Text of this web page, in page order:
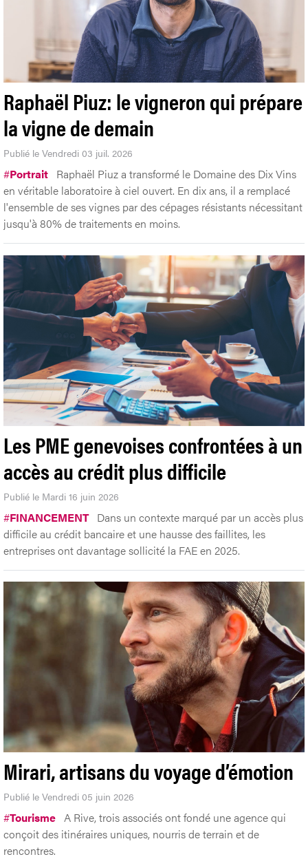
Raphaël Piuz: le vigneron qui prépare
la vigne de demain
Publié le Vendredi 03 juil. 2026
#Portrait Raphaël Piuz a transformé le Domaine des Dix Vins
en véritable laboratoire à ciel ouvert. En dix ans, il a remplacé
l'ensemble de ses vignes par des cépages résistants nécessitant
jusqu'à 80% de traitements en moins.
Les PME genevoises confrontées à un
accès au crédit plus difficile
Publié le Mardi 16 juin 2026
#FINANCEMENT Dans un contexte marqué par un accès plus
difficile au crédit bancaire et une hausse des faillites, les
entreprises ont davantage sollicité la FAE en 2025.
Mirari, artisans du voyage d’émotion
Publié le Vendredi 05 juin 2026
#Tourisme A Rive, trois associés ont fondé une agence qui
conçoit des itinéraires uniques, nourris de terrain et de
rencontres.